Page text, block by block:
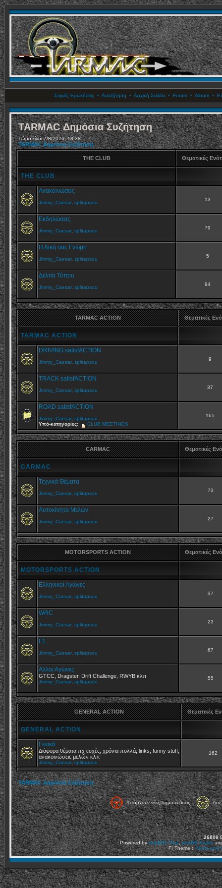
Συχνές Ερωτήσεις • Αναζήτηση • Αρχική Σελίδα• Forum• Album•
TARMAC Δημόσια Συζήτηση
Τώρα είναι 7/8/2026, 18:38
TARMAC Δημόσια Συζήτηση
THE CLUB Θεματικές
THE CLUB
Ανακοινώσεις
Jimmy_Caesar, splitapsou
13
Εκδηλώσεις
Jimmy_Caesar, splitapsou
79
Η Δική σας Γνώμη
Jimmy_Caesar, splitapsou
5
Δελτία Τύπου
Jimmy_Caesar, splitapsou
94
TARMAC ACTION Θεματικές
TARMAC ACTION
DRIVING satisfACTION
Jimmy_Caesar, splitapsou
9
TRACK satisfACTION
Jimmy_Caesar, splitapsou
37
ROAD satisfACTION
Jimmy_Caesar, splitapsou
Υπό-κατηγορίες:
CLUB MEETINGS
165
CARMAC Θεματικές
CARMAC
Τεχνικά Θέματα
Jimmy_Caesar, splitapsou
73
Αυτοκίνητα Μελών
Jimmy_Caesar, splitapsou
27
MOTORSPORTS ACTION Θεματικές
MOTORSPORTS ACTION
Ελληνικοί Αγώνες
Jimmy_Caesar, splitapsou
37
WRC
Jimmy_Caesar, splitapsou
23
F1
Jimmy_Caesar, splitapsou
67
Αλλοι Αγώνες
GTCC, Dragster, Drift Challenge, RWYB κλπ
Jimmy_Caesar, splitapsou
55
GENERAL ACTION Θεματικές
GENERAL ACTION
Γενικά
Διάφορα θέματα πχ ευχές, χρόνια πολλά, links, funny stuff,
ανακοινώσεις μελών κλπ
Jimmy_Caesar, splitapsou
162
TARMAC Δημόσια Συζήτηση
Υπάρχουν νέες δημοσιεύσεις Δεν
26806
Powered byphpBB2 Plus,phpBB Styles
FI Theme ::Mods and